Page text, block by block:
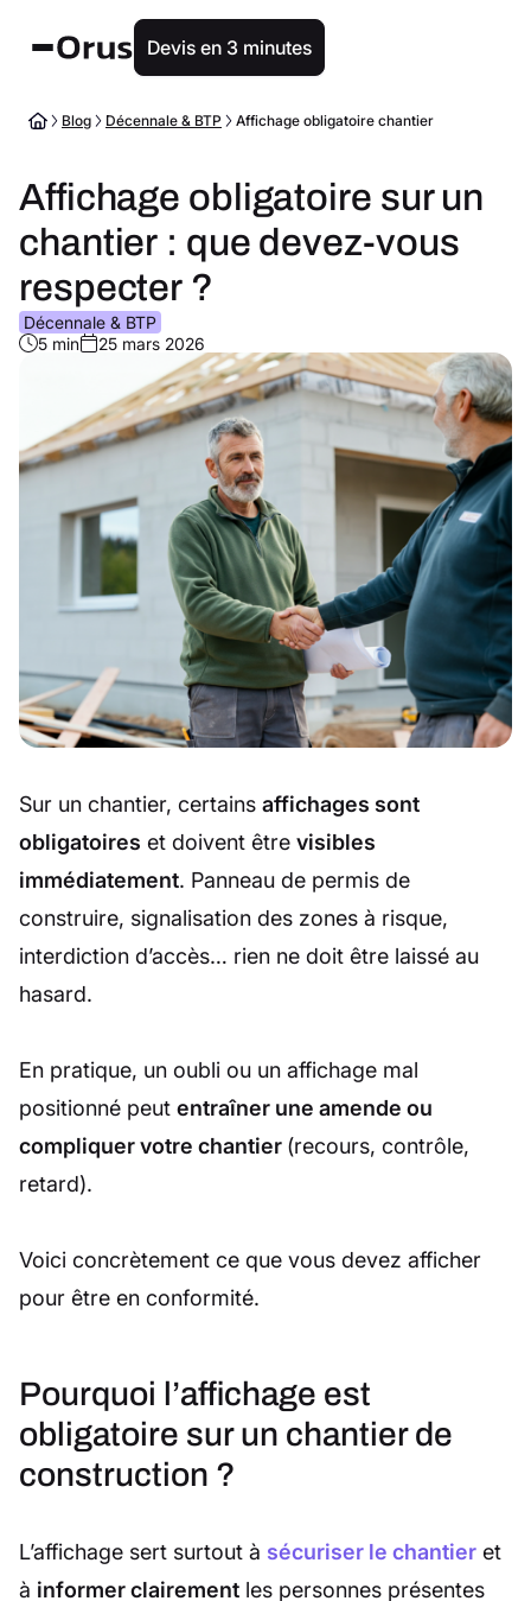
Devis en 3 minutes
Blog Décennale & BTP Affichage obligatoire chantier
Affichage obligatoire sur un
chantier : que devez-vous
respecter ?
Décennale & BTP
5 min
25 mars 2026
Sur un chantier, certains affichages sont
obligatoires et doivent être visibles
immédiatement. Panneau de permis de
construire, signalisation des zones à risque,
interdiction d’accès… rien ne doit être laissé au
hasard.
En pratique, un oubli ou un affichage mal
positionné peut entraîner une amende ou
compliquer votre chantier (recours, contrôle,
retard).
Voici concrètement ce que vous devez afficher
pour être en conformité.
Pourquoi l’affichage est
obligatoire sur un chantier de
construction ?
L’affichage sert surtout à sécuriser le chantier et
à informer clairement les personnes présentes